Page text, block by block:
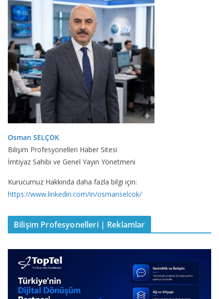
Osman SELÇOK
Bilişim Profesyonelleri Haber Sitesi
İmtiyaz Sahibi ve Genel Yayın Yönetmeni
Kurucumuz Hakkında daha fazla bilgi için:
https://www.linkedin.com/in/osmanselcok/
Bilişim Profesyonelleri | Reklamlar